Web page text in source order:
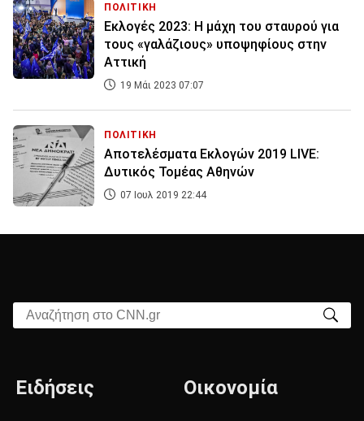
ΠΟΛΙΤΙΚΗ
Εκλογές 2023: Η μάχη του σταυρού για
τους «γαλάζιους» υποψηφίους στην
Αττική
19 Μάι 2023 07:07
ΠΟΛΙΤΙΚΗ
Αποτελέσματα Εκλογών 2019 LIVE:
Δυτικός Τομέας Αθηνών
07 Ιουλ 2019 22:44
Αναζήτηση στο CNN.gr
Ειδήσεις Οικονομία